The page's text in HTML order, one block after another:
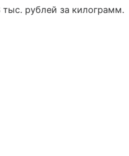
тыс. рублей за килограмм.